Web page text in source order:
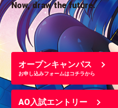
Now, draw the future.
オープンキャンパス
お申し込みフォームはコチラから
AO入試エントリー